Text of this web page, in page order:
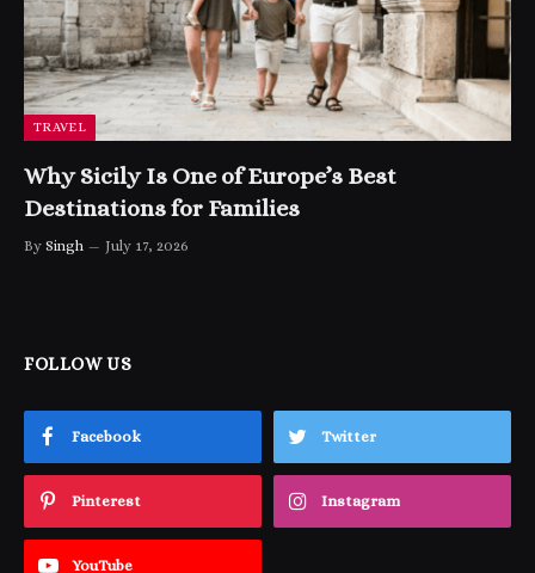
TRAVEL
Why Sicily Is One of Europe’s Best
Destinations for Families
By Singh July 17, 2026
FOLLOW US
Facebook Twitter
Pinterest Instagram
YouTube